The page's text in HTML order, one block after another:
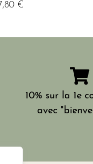
€
10% sur la 1e
avec